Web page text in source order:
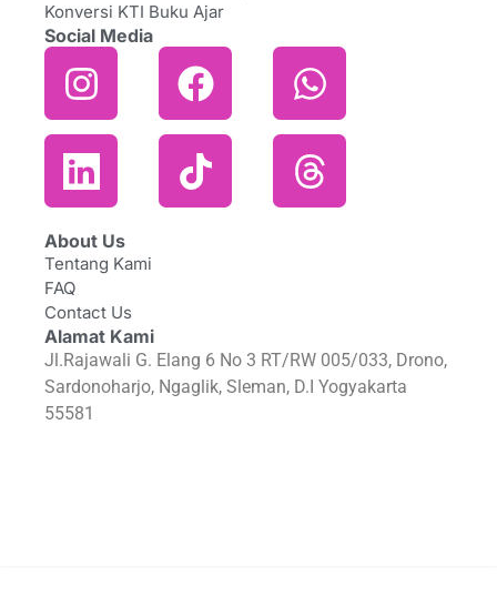
Konversi KTI Buku Ajar
Social Media
About Us
Tentang Kami
FAQ
Contact Us
Alamat Kami
Jl.Rajawali G. Elang 6 No 3 RT/RW 005/033, Drono,
Sardonoharjo, Ngaglik, Sleman, D.I Yogyakarta
55581